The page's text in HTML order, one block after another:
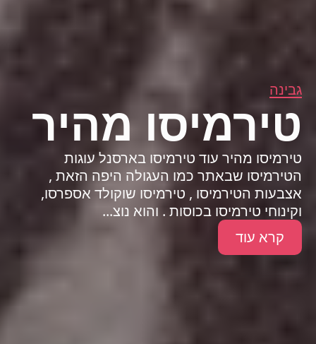
גבינה
טירמיסו מהיר
טירמיסו מהיר עוד טירמיסו בארסנל עוגות
הטירמיסו שבאתר כמו העגולה היפה הזאת ,
אצבעות הטירמיסו , טירמיסו שוקולד אספרסו,
וקינוחי טירמיסו בכוסות . והוא נוצ...
קרא עוד